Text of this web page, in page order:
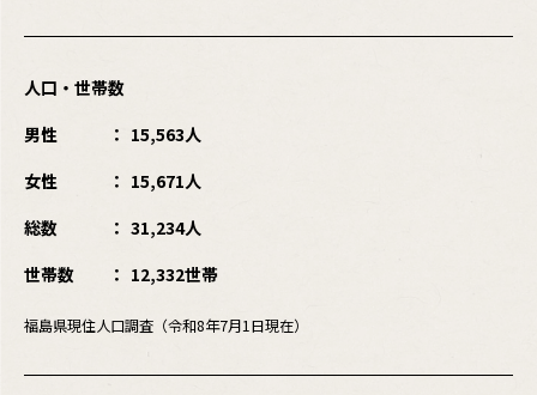
人口・世帯数
男性
15,563人
女性
15,671人
総数
31,234人
世帯数
12,332世帯
福島県現住人口調査（令和8年7月1日現在）